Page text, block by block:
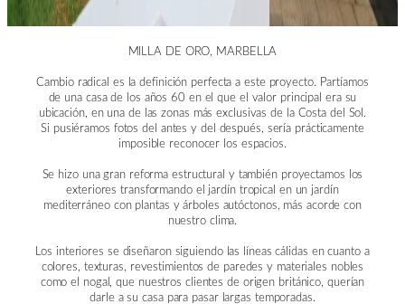
MILLA DE ORO, MARBELLA
Cambio radical es la definición perfecta a este proyecto. Partíamos
de una casa de los años 60 en el que el valor principal era su
ubicación, en una de las zonas más exclusivas de la Costa del Sol.
Si pusiéramos fotos del antes y del después, sería prácticamente
imposible reconocer los espacios.
Se hizo una gran reforma estructural y también proyectamos los
exteriores transformando el jardín tropical en un jardín
mediterráneo con plantas y árboles autóctonos, más acorde con
nuestro clima.
Los interiores se diseñaron siguiendo las líneas cálidas en cuanto a
colores, texturas, revestimientos de paredes y materiales nobles
como el nogal, que nuestros clientes de origen británico, querían
darle a su casa para pasar largas temporadas.